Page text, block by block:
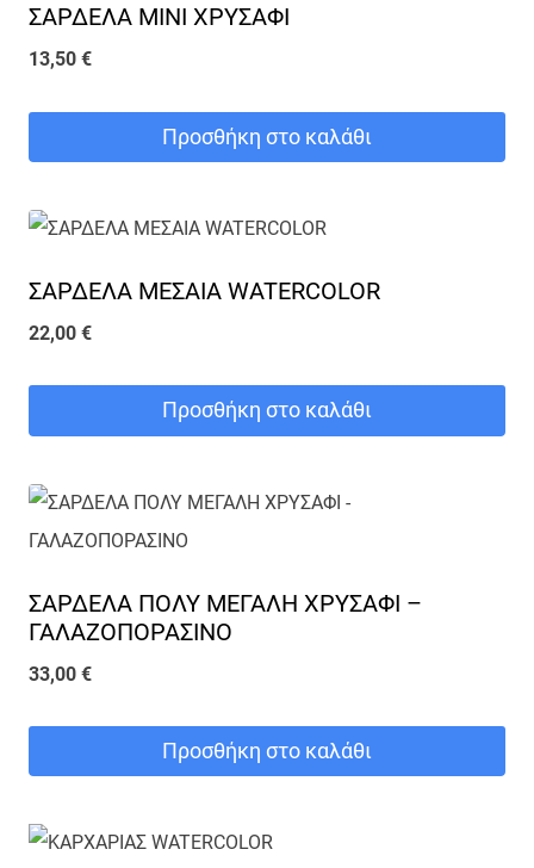
επιλεγούν
στη
προϊόντος
ΣΑΡΔΕΛΑ ΜΙΝΙ ΧΡΥΣΑΦΙ
13,50 €
Προσθήκη στο καλάθι
ΣΑΡΔΕΛΑ ΜΕΣΑΙΑ WATERCOLOR
22,00 €
Προσθήκη στο καλάθι
ΣΑΡΔΕΛΑ ΠΟΛΥ ΜΕΓΑΛΗ ΧΡΥΣΑΦΙ –
ΓΑΛΑΖΟΠΟΡΑΣΙΝΟ
33,00 €
Προσθήκη στο καλάθι